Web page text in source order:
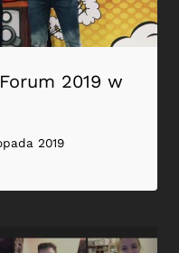
2019 w
2019